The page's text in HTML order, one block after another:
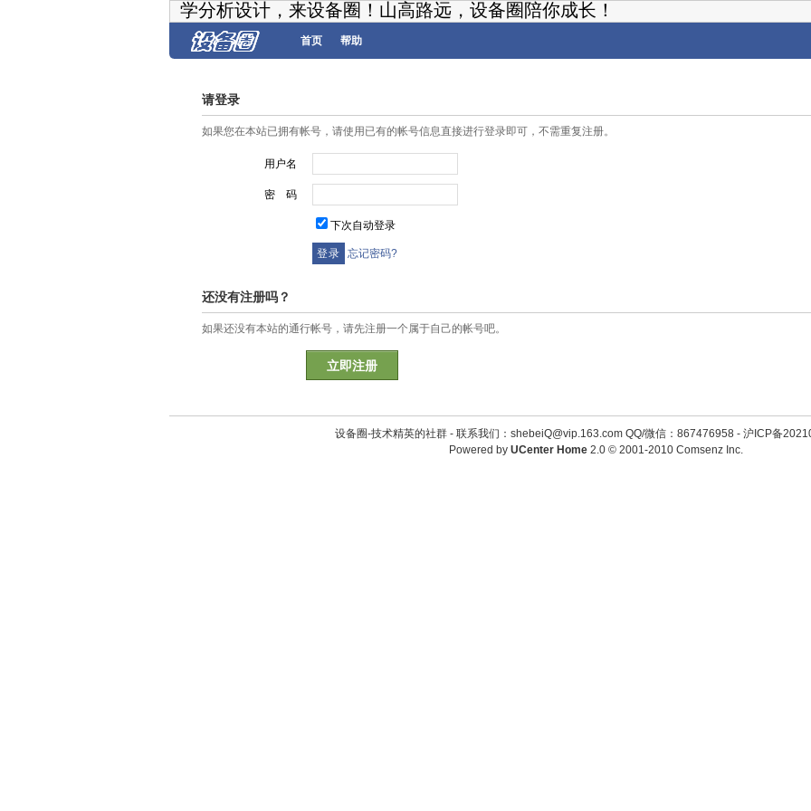
学分析设计，来设备圈！山高路远，设备圈陪你成长！
首页 帮助
请登录
如果您在本站已拥有帐号，请使用已有的帐号信息直接进行登录即可，不需重复注册。
用户名
密 码
下次自动登录
忘记密码?
还没有注册吗？
如果还没有本站的通行帐号，请先注册一个属于自己的帐号吧。
立即注册
设备圈-技术精英的社群 - 联系我们：shebeiQ@vip.163.com QQ/微信：867476958- 沪ICP备
Powered by UCenter Home 2.0© 2001-2010 Comsenz Inc.